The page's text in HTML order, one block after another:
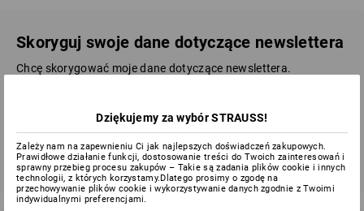
Skoryguj swoje dane dotyczące newslettera
Chcę skorygować moje dane dotyczące newslettera.
Aktualny adres e-mail
Wyślij
Dziękujemy za wybór STRAUSS!
Zależy nam na zapewnieniu Ci jak najlepszych doświadczeń zakupowych.
Prawidłowe działanie funkcji, dostosowanie treści do Twoich zainteresowań i
sprawny przebieg procesu zakupów – Takie są zadania plików cookie i innych
technologii, z których korzystamy.Dlatego prosimy o zgodę na
przechowywanie plików cookie i wykorzystywanie danych zgodnie z Twoimi
indywidualnymi preferencjami.